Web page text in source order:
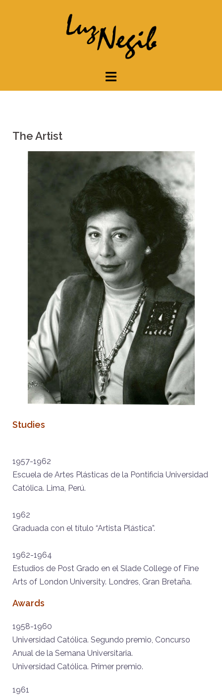
The Artist
Studies
1957-1962
Escuela de Artes Plásticas de la Pontificia Universidad
Católica. Lima, Perú.
1962
Graduada con el título “Artista Plástica”.
1962-1964
Estudios de Post Grado en el Slade College of Fine
Arts of London University. Londres, Gran Bretaña.
Awards
1958-1960
Universidad Católica. Segundo premio, Concurso
Anual de la Semana Universitaria.
Universidad Católica. Primer premio.
1961